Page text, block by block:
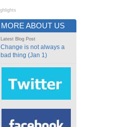
MORE ABOUT US
Latest Blog Post
Change is not always a
bad thing (Jan 1)